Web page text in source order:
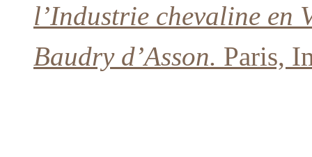
l’Industrie chevaline en
Baudry d’Asson. Paris,